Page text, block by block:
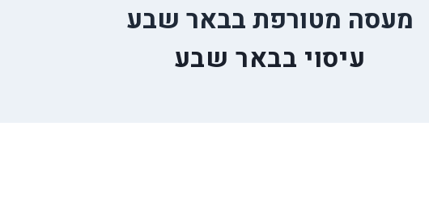
מעסה מטורפת בבאר שבע
עיסוי בבאר שבע